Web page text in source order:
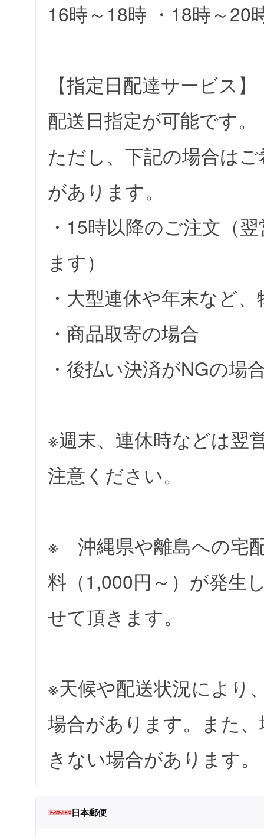
16時～18時 ・18時～20
【指定日配達サービス】
配送日指定が可能です。
ただし、下記の場合は
があります。
・15時以降のご注文（
ます）
・大型連休や年末など
・商品取寄の場合
・後払い決済がNGの場
※週末、連休時などは翌
注意ください。
※ 沖縄県や離島への宅
料（1,000円～）が発生
せて頂きます。
※天候や配送状況により
場合があります。また
きない場合があります。
日本郵便